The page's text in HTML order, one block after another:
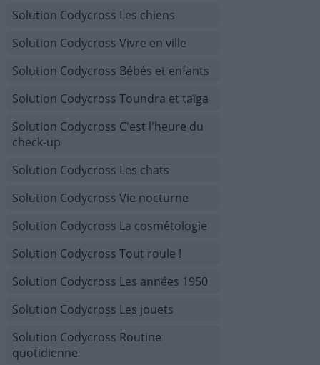
Solution Codycross Les chiens
Solution Codycross Vivre en ville
Solution Codycross Bébés et enfants
Solution Codycross Toundra et taïga
Solution Codycross C'est l'heure du
check-up
Solution Codycross Les chats
Solution Codycross Vie nocturne
Solution Codycross La cosmétologie
Solution Codycross Tout roule !
Solution Codycross Les années 1950
Solution Codycross Les jouets
Solution Codycross Routine
quotidienne